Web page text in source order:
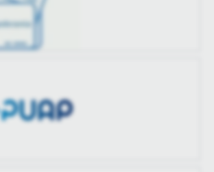
ofert, komunikatów mediów